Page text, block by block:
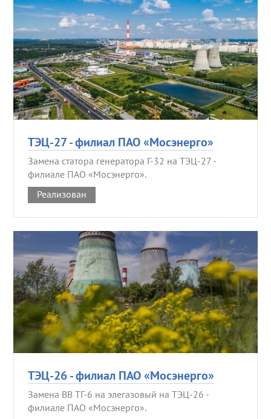
ТЭЦ-27 - филиал ПАО «Мосэнерго»
Замена статора генератора Г-32 на ТЭЦ-27 -
филиале ПАО «Мосэнерго».
Реализован
ТЭЦ-26 - филиал ПАО «Мосэнерго»
Замена ВВ ТГ-6 на элегазовый на ТЭЦ-26 -
филиале ПАО «Мосэнерго».